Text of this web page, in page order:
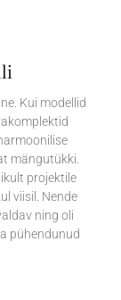
Kui modellid
mängutükki.
projektile
viisil. Nende
ning oli
pühendunud